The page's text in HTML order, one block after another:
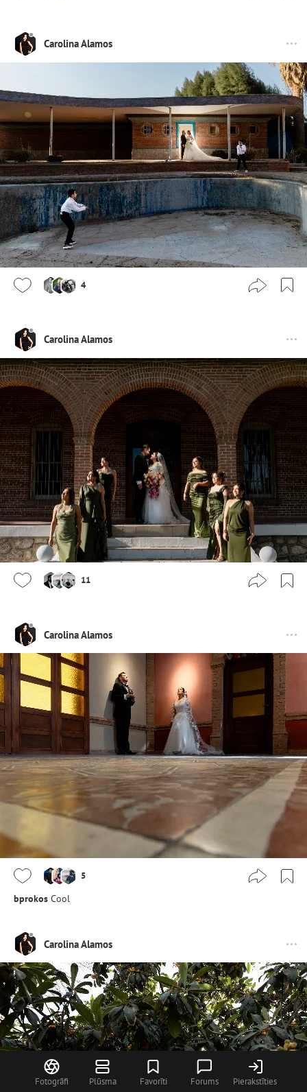
Fotogrāfi Plūsma Favorīti Forums Pierakstīties
Carolina Alamos
4
Carolina Alamos
11
Carolina Alamos
5
bprokos Cool
Carolina Alamos